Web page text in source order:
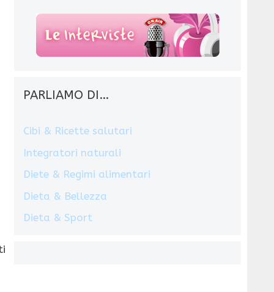
PARLIAMO DI…
Cibi & Ricette salutari
Integratori naturali
Diete & Regimi alimentari
Dieta & Bellezza
Dieta & Sport